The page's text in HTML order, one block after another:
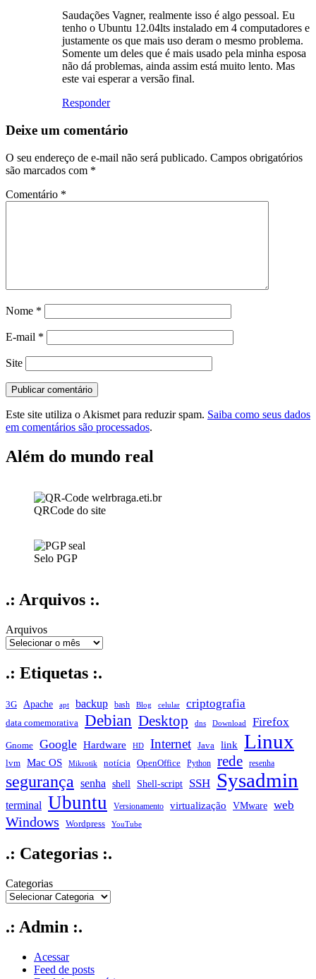
Saudações Vagner, realmente isso é algo pessoal. Eu
tenho o Ubuntu 12.04lts instalado em 4 computadores e
justamente os que mais uso deram o mesmo problema.
Somente um deles que é mais usado pela minha esposa
não dá problemas, ainda assim está muito lento. Mas
este vai esperar a versão final.
Responder
Deixe um comentário
O seu endereço de e-mail não será publicado. Campos obrigatórios
são marcados com *
Comentário *
Nome *
E-mail *
Site
Este site utiliza o Akismet para reduzir spam. Saiba como seus dados
em comentários são processados.
Além do mundo real
QRCode do site
Selo PGP
.: Arquivos :.
Arquivos
.: Etiquetas :.
3G Apache apt backup bash Blog celular criptografia
data comemorativa Debian Desktop dns Download Firefox
Gnome Google Hardware HD Internet Java link Linux
lvm Mac OS Mikrotik notícia OpenOffice Python rede resenha
segurança senha shell Shell-script SSH Sysadmin
terminal Ubuntu Versionamento virtualização VMware web
Windows Wordpress YouTube
.: Categorias :.
Categorias
.: Admin :.
Acessar
Feed de posts